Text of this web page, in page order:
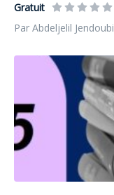
Gratuit
Par Abdeljelil Jendoubi